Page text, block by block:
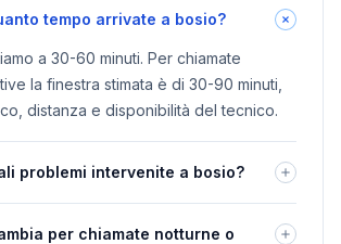
tempo arrivate a bosio?
a 30-60 minuti. Per chiamate
la finestra stimata è di 30-90 minuti,
distanza e disponibilità del tecnico.
problemi intervenite a bosio?
per chiamate notturne o